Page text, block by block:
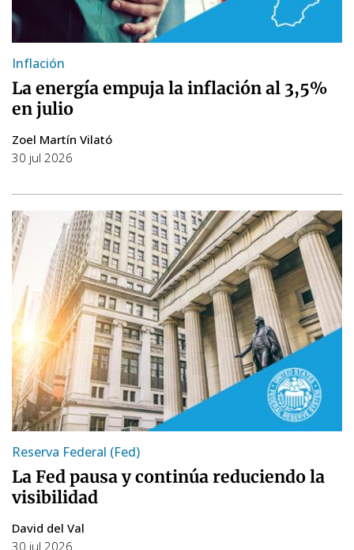
Inflación
La energía empuja la inflación al 3,5%
en julio
Zoel Martín Vilató
30 jul 2026
Reserva Federal (Fed)
La Fed pausa y continúa reduciendo la
visibilidad
David del Val
30 jul 2026